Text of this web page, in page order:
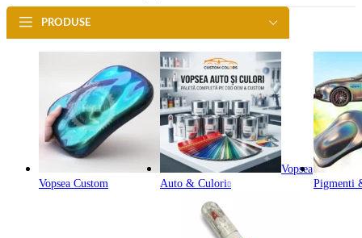
PRODUSE
Vopsea Custom
Vopsea
Auto & Culori
Pigmenti